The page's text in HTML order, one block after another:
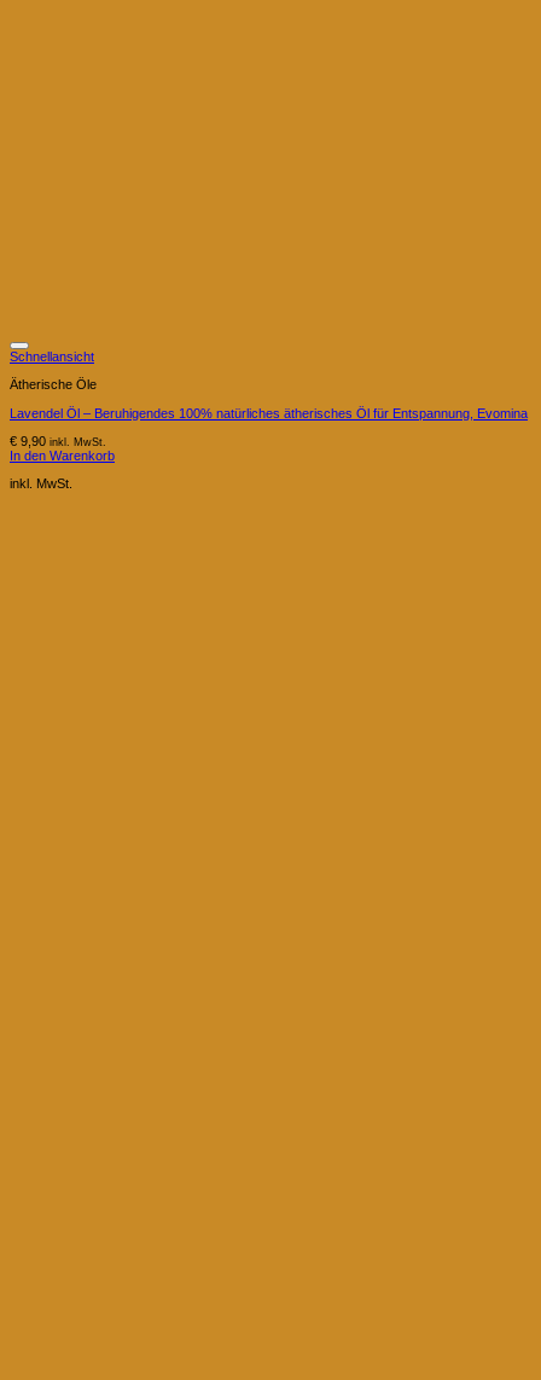
Schnellansicht
Ätherische Öle
Lavendel Öl – Beruhigendes 100% natürliches ätherisches Öl für Entspannung, Evomina
€ 9,90 inkl. MwSt.
In den Warenkorb
inkl. MwSt.